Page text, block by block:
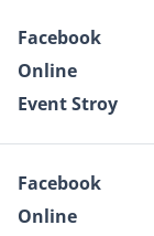
Facebook
Online
Event Stroy
Facebook
Online